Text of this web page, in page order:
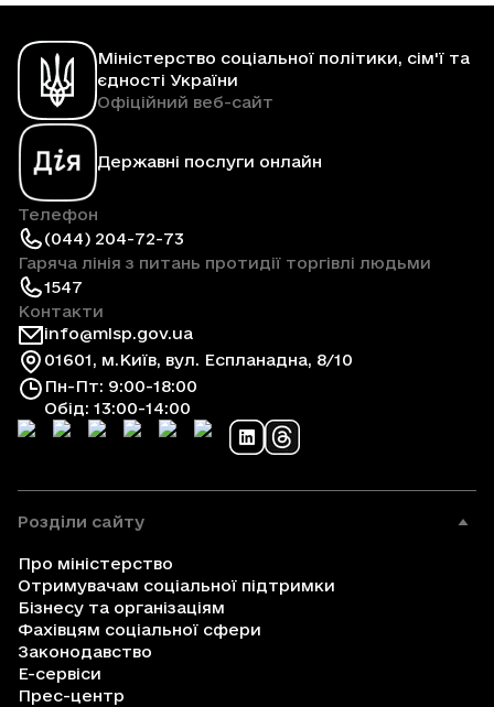
Міністерство соціальної політики, сім'ї та
єдності України
Офіційний веб-сайт
Державні послуги онлайн
Телефон
(044) 204-72-73
Гаряча лінія з питань протидії торгівлі людьми
1547
Контакти
info@mlsp.gov.ua
01601, м.Київ, вул. Еспланадна, 8/10
Пн-Пт: 9:00-18:00
Обід: 13:00-14:00
Розділи сайту
Про міністерство
Отримувачам соціальної підтримки
Бізнесу та організаціям
Фахівцям соціальної сфери
Законодавство
Е-сервіси
Прес-центр